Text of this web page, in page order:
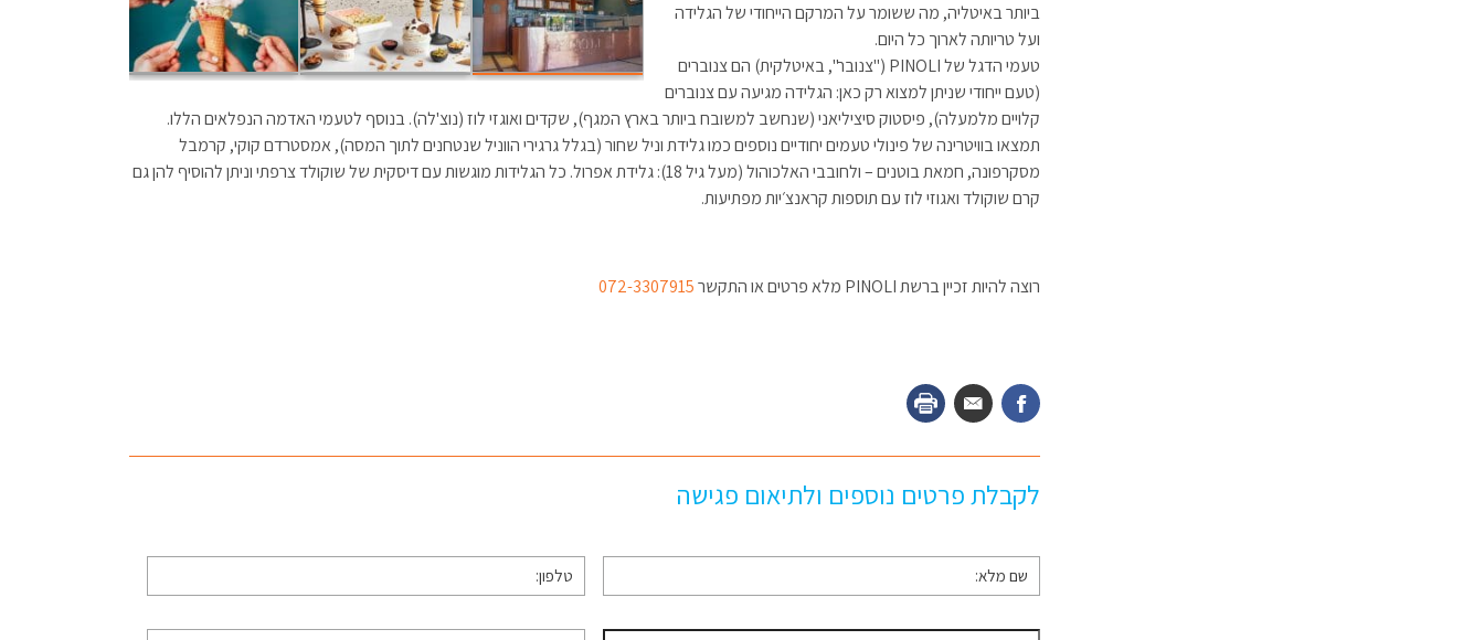
ביותר באיטליה, מה ששומר על המרקם הייחודי של הגלידה
ועל טריותה לארוך כל היום.
טעמי הדגל של PINOLI ("צנובר", באיטלקית) הם צנוברים
(טעם ייחודי שניתן למצוא רק כאן: הגלידה מגיעה עם צנוברים
קלויים מלמעלה), פיסטוק סיציליאני (שנחשב למשובח ביותר בארץ המגף), שקדים ואוגזי לוז (נוצ'לה). בנוסף לטעמי האדמה הנפלאים הללו.
תמצאו בוויטרינה של פינולי טעמים יחודיים נוספים כמו גלידת וניל שחור (בגלל גרגירי הווניל שנטחנים לתוך המסה), אמסטרדם קוקי, קרמבל
מסקרפונה, חמאת בוטנים – ולחובבי האלכוהול (מעל גיל 18): גלידת אפרול. כל הגלידות מוגשות עם דיסקית של שוקולד צרפתי וניתן להוסיף להן גם
קרם שוקולד ואגוזי לוז עם תוספות קראנצ׳יות מפתיעות.
רוצה להיות זכיין ברשת PINOLI מלא פרטים או התקשר 072-3307915
לקבלת פרטים נוספים ולתיאום פגישה
שם
מלא *
טלפון *
דוא״ל *
עיר